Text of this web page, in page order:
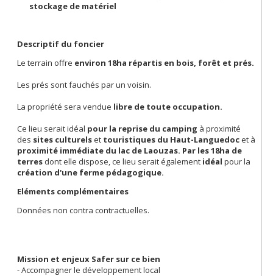
stockage de matériel
Descriptif du foncier
Le terrain offre environ 18ha répartis en bois, forêt et prés.
Les prés sont fauchés par un voisin.
La propriété sera vendue libre de toute occupation.
Ce lieu serait idéal pour la reprise du camping à proximité
des sites culturelset touristiques du Haut-Languedocet à
proximité immédiate du lac de Laouzas. Par les 18ha de
terres dont elle dispose,ce lieu serait également idéal pour la
création d'une ferme pédagogique.
Eléments complémentaires
Données non contra contractuelles.
Mission et enjeux Safer sur ce bien
- Accompagner le développement local